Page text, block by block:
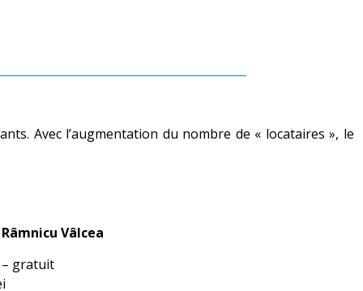
Avec l’augmentation du nombre de « locataires », le
Vâlcea
– gratuit